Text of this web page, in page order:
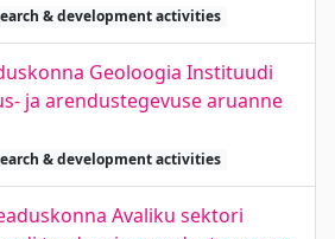
& development activities
Geoloogia Instituudi
ja arendustegevuse aruanne
& development activities
Avaliku sektori